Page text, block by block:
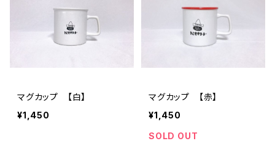
マグカップ 【白】
¥1,450
マグカップ 【赤】
¥1,450
SOLD OUT